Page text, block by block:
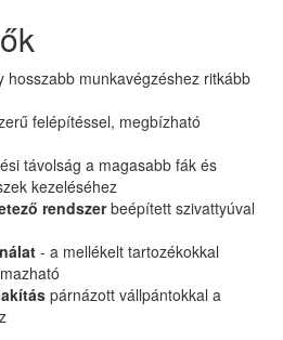
hosszabb munkavégzéshez ritkább
felépítéssel, megbízható
távolság a magasabb fák és
kezeléséhez
rendszerbeépített szivattyúval
- a mellékelt tartozékokkal
párnázott vállpántokkal a